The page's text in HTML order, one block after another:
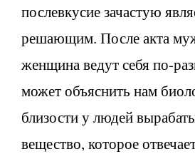
послевкусие зачастую
решающим. После акта
женщина ведут себя по-
может объяснить нам
близости у людей
вещество, которое